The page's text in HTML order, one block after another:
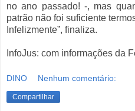
no ano passado! -, mas
patrão não foi suficiente
Infelizmente”, finaliza.
InfoJus: com informações da
DINO Nenhum comentário:
Compartilhar